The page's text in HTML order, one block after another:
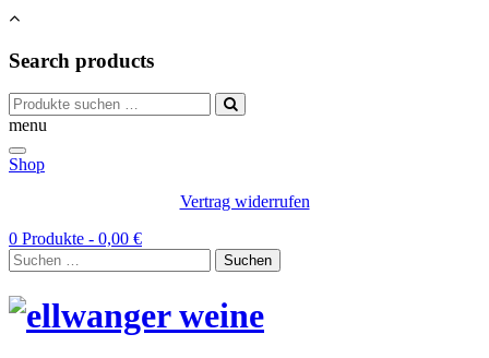
Search products
Suchen
nach:
menu
Shop
Vertrag widerrufen
0 Produkte - 0,00 €
Suchen
nach: